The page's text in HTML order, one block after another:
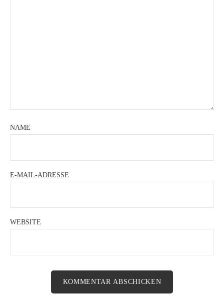
NAME
E-MAIL-ADRESSE
WEBSITE